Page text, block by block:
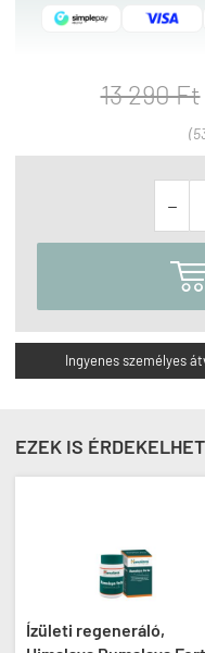
13 290 Ft


Ingyenes személyes
EZEK IS
Ízületi regeneráló,